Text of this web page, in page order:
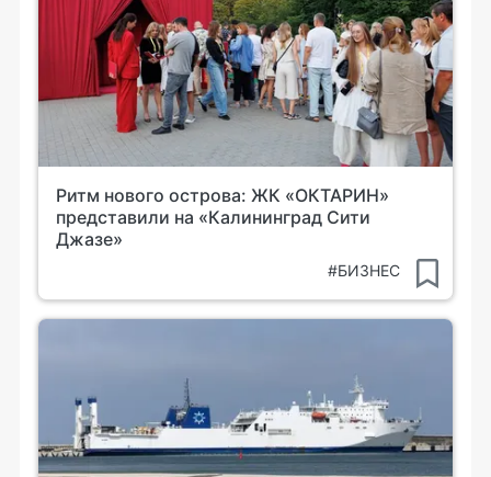
Ритм нового острова: ЖК «ОКТАРИН»
представили на «Калининград Сити
Джазе»
#БИЗНЕС